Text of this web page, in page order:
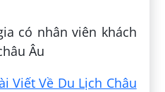
có nhân viên khách
Âu
Viết Về Du Lịch Châu